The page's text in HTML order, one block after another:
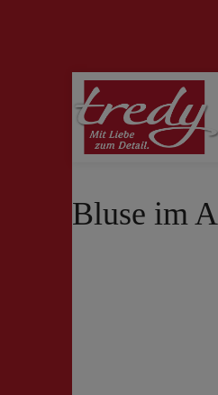
Zur Suche springen Zur
Bluse im